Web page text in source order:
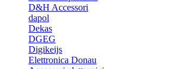
D&H Accessori
dapol
Dekas
DGEG
Digikeijs
Elettronica Donau